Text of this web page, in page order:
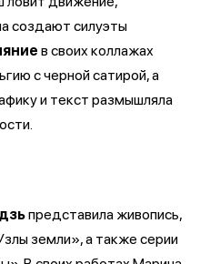
создают силуэты
в своих коллажах
с черной сатирой, а
и текст размышляла
представила живопись,
земли», а также серии